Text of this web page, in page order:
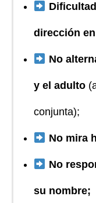
dirección
No
y el adulto
conjunta);
No mira
No
su nombre;